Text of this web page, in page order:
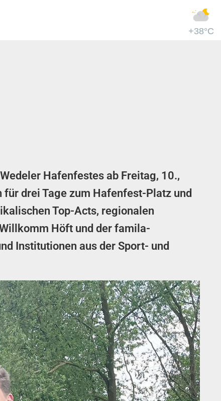
+38°C
Hafenfestes ab Freitag, 10.,
drei Tage zum Hafenfest-Platz und
Top-Acts, regionalen
Höft und der famila-
Institutionen aus der Sport- und